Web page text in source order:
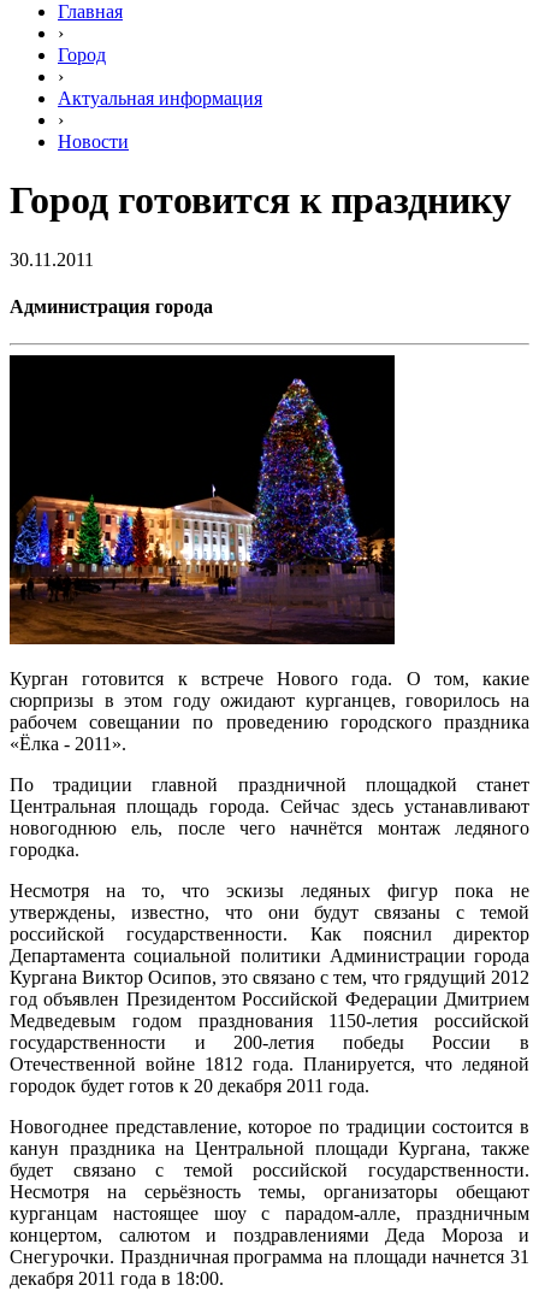
Главная
›
Город
›
Актуальная информация
›
Новости
Город готовится к празднику
30.11.2011
Администрация города
Курган готовится к встрече Нового года. О том, какие
сюрпризы в этом году ожидают курганцев, говорилось на
рабочем совещании по проведению городского праздника
«Ёлка - 2011».
По традиции главной праздничной площадкой станет
Центральная площадь города. Сейчас здесь устанавливают
новогоднюю ель, после чего начнётся монтаж ледяного
городка.
Несмотря на то, что эскизы ледяных фигур пока не
утверждены, известно, что они будут связаны с темой
российской государственности. Как пояснил директор
Департамента социальной политики Администрации города
Кургана Виктор Осипов, это связано с тем, что грядущий 2012
год объявлен Президентом Российской Федерации Дмитрием
Медведевым годом празднования 1150-летия российской
государственности и 200-летия победы России в
Отечественной войне 1812 года. Планируется, что ледяной
городок будет готов к 20 декабря 2011 года.
Новогоднее представление, которое по традиции состоится в
канун праздника на Центральной площади Кургана, также
будет связано с темой российской государственности.
Несмотря на серьёзность темы, организаторы обещают
курганцам настоящее шоу с парадом-алле, праздничным
концертом, салютом и поздравлениями Деда Мороза и
Снегурочки. Праздничная программа на площади начнется 31
декабря 2011 года в 18:00.